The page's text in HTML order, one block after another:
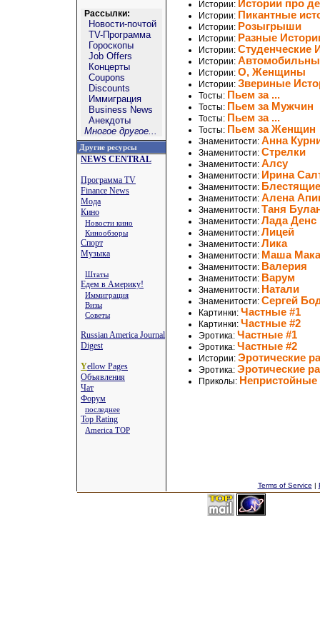
Рассылки:
Новости-почтой
TV-Программа
Гороскопы
Job Offers
Концерты
Coupons
Discounts
Иммиграция
Business News
Анекдоты
Многое другое...
Другие ресурсы
NEWS CENTRAL
Программа TV
Finance News
Мода
Кино
Новости кино
Кинообзоры
Спорт
Музыка
Штаты
Едем в Америку!
Иммиграция
Визы
Советы
Russian America Journal
Digest
Yellow Pages
Объявления
Чат
Форум
последнее
Top Rating
America TOP
Истории: Истории про
Истории: Пикантные
Истории: Розыгрыши
Истории: Разные
Истории: Студенческие
Истории:
Истории: О, Женщины
Истории: Звериные
Тосты: Пьем за ...
Тосты: Пьем за Мужчин
Тосты: Пьем за ...
Тосты: Пьем за Женщин
Знаменитости: Анна
Знаменитости: Стрелки
Знаменитости: Алсу
Знаменитости: Ирина
Знаменитости: Блестящие
Знаменитости: Алена
Знаменитости: Таня
Знаменитости: Лада Денс
Знаменитости: Лицей
Знаменитости: Лика
Знаменитости: Маша
Знаменитости: Валерия
Знаменитости: Варум
Знаменитости: Натали
Знаменитости: Сергей
Картинки: Частные #1
Картинки: Частные #2
Эротика: Частные #1
Эротика: Частные #2
Истории: Эротические
Эротика: Эротические
Приколы:
Terms of Service |